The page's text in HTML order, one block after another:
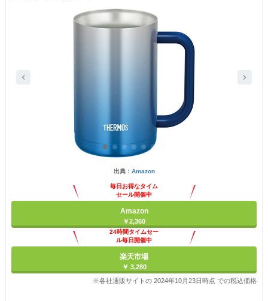
出典： Amazon
毎日お得なタイム
セール開催中
Amazon
￥2,360
24時間タイムセー
ル毎日開催中
楽天市場
￥ 3,280
※各社通販サイトの 2024年10月23日時点 での税込価格